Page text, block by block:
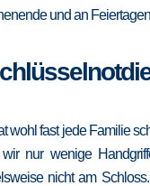
und an
wohl fast jede Familie
nur wenige
nicht am